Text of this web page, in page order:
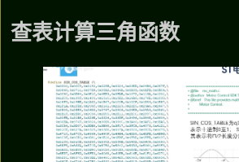
查表计算三角函数